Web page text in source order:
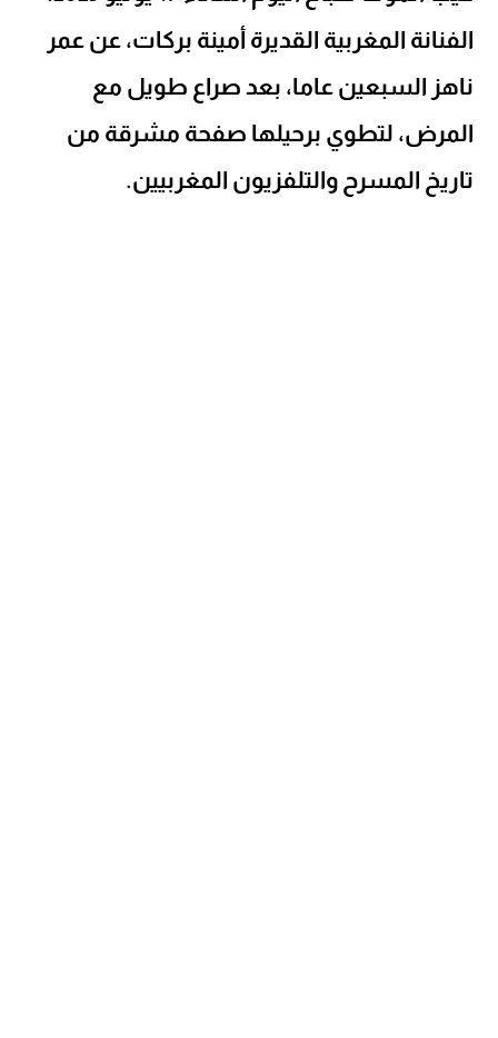
الفنانة المغربية القديرة أمينة بركات، عن عمر
ناهز السبعين عاما، بعد صراع طويل مع
المرض، لتطوي برحيلها صفحة مشرقة من
تاريخ المسرح والتلفزيون المغربيين.